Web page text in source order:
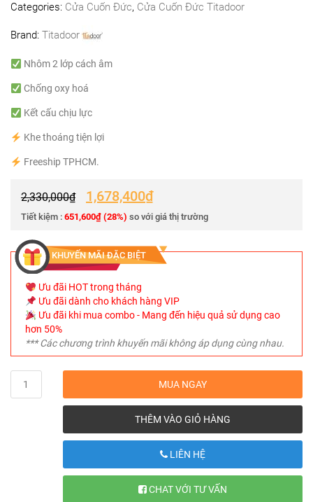
Categories: Cửa Cuốn Đức, Cửa Cuốn Đức Titadoor
Brand: Titadoor
Nhôm 2 lớp cách âm
Chống oxy hoá
Kết cấu chịu lực
Khe thoáng tiện lợi
Freeship TPHCM.
2,330,000₫ 1,678,400₫
Tiết kiệm : 651,600₫ (28%) so với giá thị trường
KHUYẾN MÃI ĐẶC BIỆT
Ưu đãi HOT trong tháng
Ưu đãi dành cho khách hàng VIP
Ưu đãi khi mua combo - Mang đến hiệu quả sử dụng cao
hơn 50%
*** Các chương trình khuyến mãi không áp dụng cùng nhau.
Quantity
MUA NGAY
THÊM VÀO GIỎ HÀNG
LIÊN HỆ
CHAT VỚI TƯ VẤN